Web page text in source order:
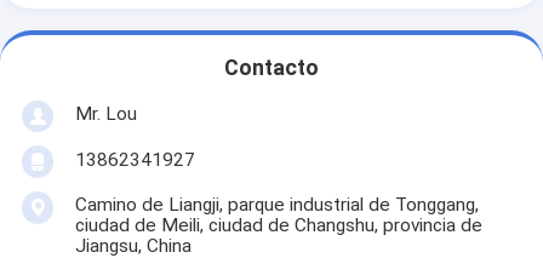
Contacto
Mr. Lou
13862341927
Camino de Liangji, parque industrial de Tonggang,
ciudad de Meili, ciudad de Changshu, provincia de
Jiangsu, China